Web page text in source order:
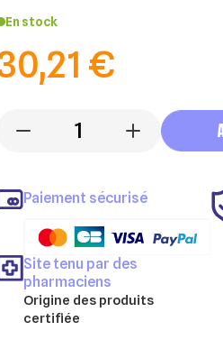
En stock
€
- +
Paiement sécurisé
Site tenu par des
pharmaciens
Origine des produits
certifiée